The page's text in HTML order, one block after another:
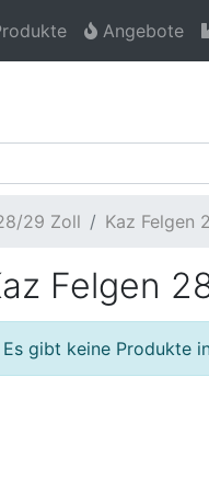
Angebote
29 Zoll Kaz Felgen
Felgen
Es gibt keine Produkte